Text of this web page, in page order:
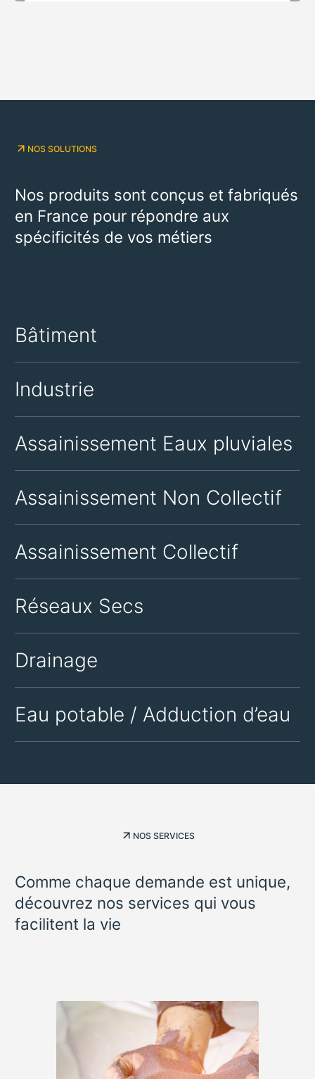
NOS SOLUTIONS
Nos produits sont conçus et fabriqués
en France pour répondre aux
spécificités de vos métiers
Bâtiment
Industrie
Assainissement Eaux pluviales
Assainissement Non Collectif
Assainissement Collectif
Réseaux Secs
Drainage
Eau potable / Adduction d’eau
NOS SERVICES
Comme chaque demande est unique,
découvrez nos services qui vous
facilitent la vie